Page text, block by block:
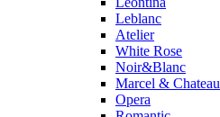
Leblanc
Аtelier
White Rose
Noir&Blanc
Marcel & Chateau
Opera